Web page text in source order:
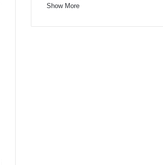
Show More